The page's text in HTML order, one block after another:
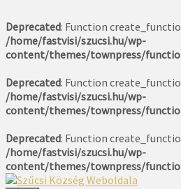
Deprecated: Function
/home/fastvisi/szucsi.hu/wp-
content/themes/townpress/
Deprecated: Function
/home/fastvisi/szucsi.hu/wp-
content/themes/townpress/
Deprecated: Function
/home/fastvisi/szucsi.hu/wp-
content/themes/townpress/